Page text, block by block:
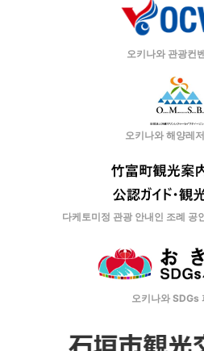
오키나와 관광컨
오키나와 해양레
다케토미정 관광 안내인 조례 공
오키나와 SDGs